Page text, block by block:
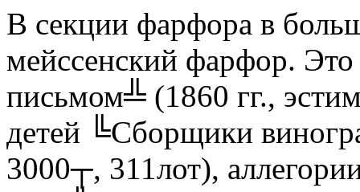
В секции фарфора в
мейссенский фарфор.
письмом╩ (1860 гг.,
детей ╚Сборщики
3000┬, 311лот),